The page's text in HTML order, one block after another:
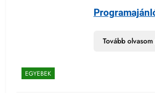
EGYEBEK
Tovább olvasom